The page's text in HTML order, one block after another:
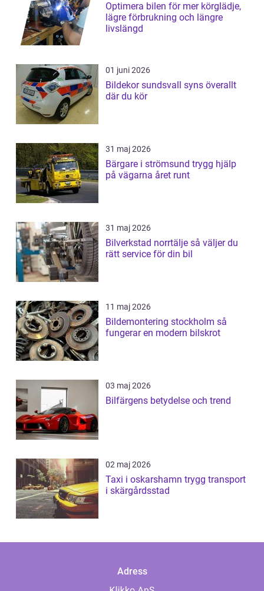
Optimera bilen för mer körglädje,
lägre förbrukning och längre
livslängd
01 juni 2026
Bildekor sundsvall syns överallt
där du kör
31 maj 2026
Bärgare i strömsund trygg hjälp
på vägarna året runt
31 maj 2026
Bilverkstad norrtälje så väljer du
rätt service för din bil
11 maj 2026
Bildemontering stockholm så
fungerar en modern bilskrot
03 maj 2026
Bilfärgens betydelse och trend
02 maj 2026
Taxi i oskarshamn trygg transport
i skärgårdsstad
Adress